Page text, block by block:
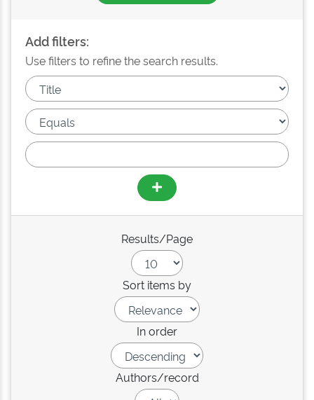
Add filters:
Use filters to refine the search results.
Results/Page
Sort items by
In order
Authors/record